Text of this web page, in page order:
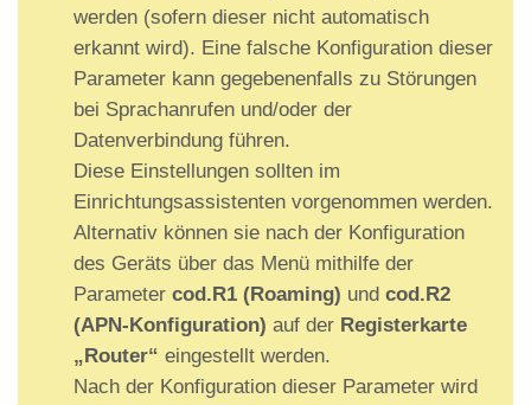
werden (sofern dieser nicht automatisch
erkannt wird). Eine falsche Konfiguration dieser
Parameter kann gegebenenfalls zu Störungen
bei Sprachanrufen und/oder der
Datenverbindung führen.
Diese Einstellungen sollten im
Einrichtungsassistenten vorgenommen werden.
Alternativ können sie nach der Konfiguration
des Geräts über das Menü mithilfe der
Parameter cod.R1 (Roaming) und cod.R2
(APN-Konfiguration) auf der Registerkarte
„Router“ eingestellt werden.
Nach der Konfiguration dieser Parameter wird